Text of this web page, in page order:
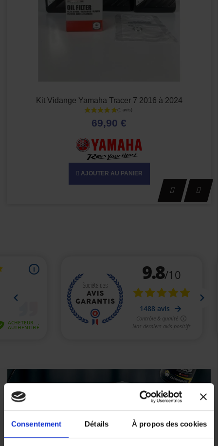
Consentement Détails À propos des cookies
Kit Vidange Yamaha Tracer 7 2016 à 2024
69,90 €
AJOUTER AU PANIER
Yamalube®
produits